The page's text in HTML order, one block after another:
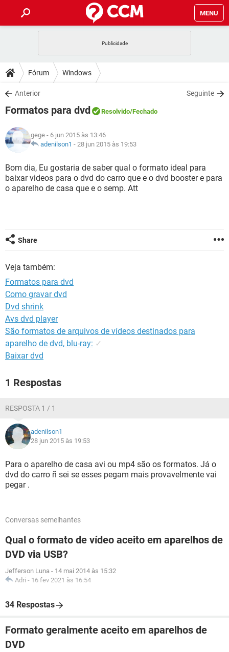
MENU
CELULAR
OUTLOOK
INSTAGRAM GMAIL
GUIA DE COMPRAS
DICAS
JOGOS
INSTAGRAM
GUIA DE COMPRAS
DOWNLOADS
JOGOS WHATSAPP
CELULAR
OUTLOOK EXCEL
INSTAGRAM GMAIL
GUIA DE COMPRAS
JOGOS
CELULAR
OUTLOOK EXCEL
INSTAGRAM GMAIL
GLOSSÁRIO
JOGOS WHATSAPP
CELULAR FACEBOOK
GUIA DE COMPRAS
Fórum Windows
Anterior Seguinte
Formatos para dvd Resolvido/Fechado
gege - 6 jun 2015 às 13:46
adenilson1 - 28 jun 2015 às 19:53
Bom dia, Eu gostaria de saber qual o formato ideal para
baixar videos para o dvd do carro que e o dvd booster e para
o aparelho de casa que e o semp. Att
Share
Veja também:
Formatos para dvd
Como gravar dvd
Dvd shrink
Avs dvd player
São formatos de arquivos de vídeos destinados para
aparelho de dvd, blu-ray: ✓
Baixar dvd
1 Respostas
RESPOSTA 1 / 1
adenilson1
28 jun 2015 às 19:53
Para o aparelho de casa avi ou mp4 são os formatos. Já o
dvd do carro ñ sei se esses pegam mais provavelmente vai
pegar .
Conversas semelhantes
Qual o formato de vídeo aceito em aparelhos de
DVD via USB?
Jefferson Luna - 14 mai 2014 às 15:32
Adri - 16 fev 2021 às 16:54
34 Respostas
Formato geralmente aceito em aparelhos de
DVD